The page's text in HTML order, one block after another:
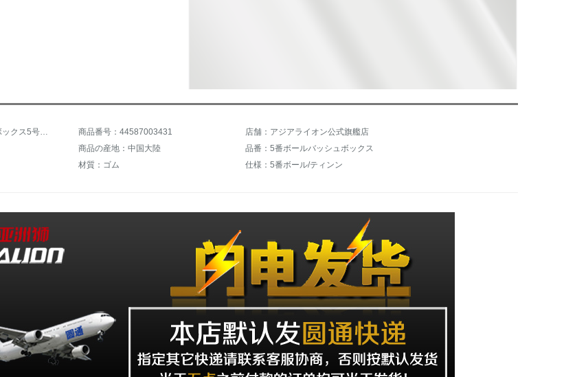
商品番号：44587003431
店舗：アジアライオン公式旗艦店
商品の産地：中国大陸
品番：5番ボールバッシュボックス
材質：ゴム 仕様：5番ボール/ティンン